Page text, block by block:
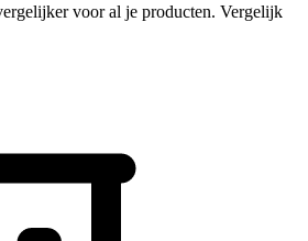
voor al je producten. Vergelijk